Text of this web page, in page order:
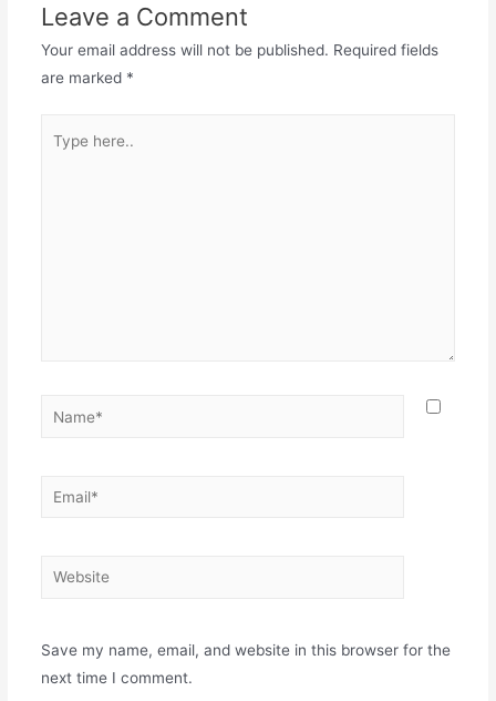
Leave a Comment
Your email address will not be published. Required fields
are marked *
here..
Name*
Email*
Website
Save my name, email, and website in this browser for the
next time I comment.